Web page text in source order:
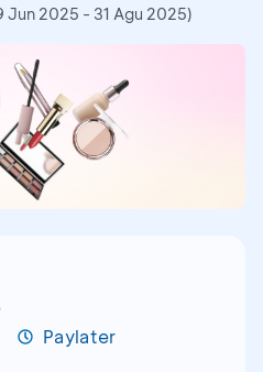
Jun 2025 - 31 Agu 2025)
Paylater